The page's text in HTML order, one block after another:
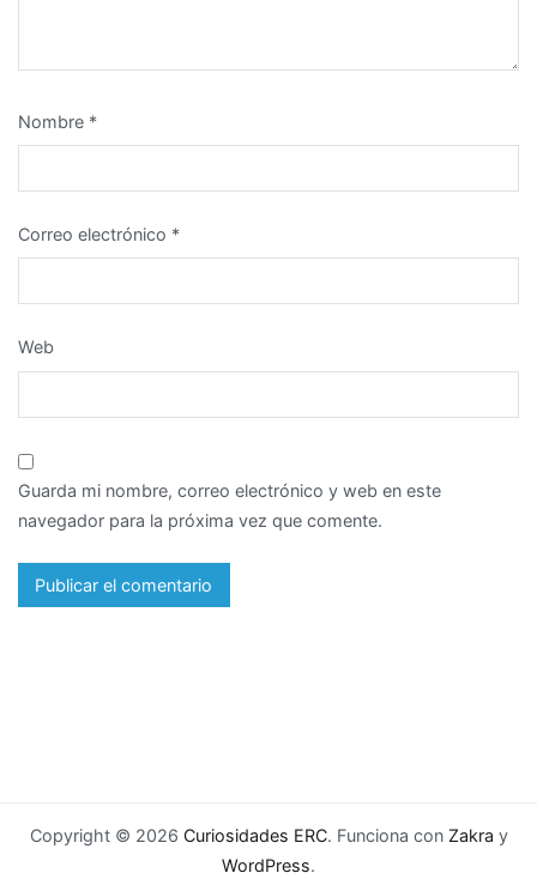
Nombre *
Correo electrónico *
Web
Guarda mi nombre, correo electrónico y web en este
navegador para la próxima vez que comente.
Copyright © 2026 Curiosidades ERC. Funciona con Zakra y
WordPress.